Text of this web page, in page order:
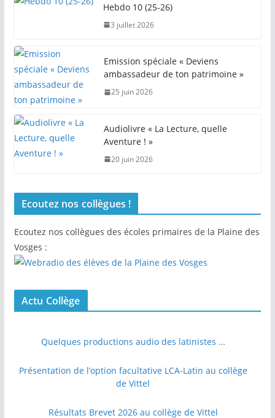
Hebdo 10 (25-26)
3 juillet 2026
Emission spéciale « Deviens
ambassadeur de ton patrimoine »
25 juin 2026
Audiolivre « La Lecture, quelle
Aventure ! »
20 juin 2026
Ecoutez nos collègues !
Ecoutez nos collègues des écoles primaires de la Plaine des
Vosges :
Actu Collège
Quelques productions audio des latinistes …
Présentation de l’option facultative LCA-Latin au collège
de Vittel
Résultats Brevet 2026 au collège de Vittel